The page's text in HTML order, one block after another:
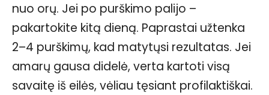
nuo orų. Jei po purškimo palijo –
pakartokite kitą dieną. Paprastai užtenka
2–4 purškimų, kad matytųsi rezultatas. Jei
amarų gausa didelė, verta kartoti visą
savaitę iš eilės, vėliau tęsiant profilaktiškai.